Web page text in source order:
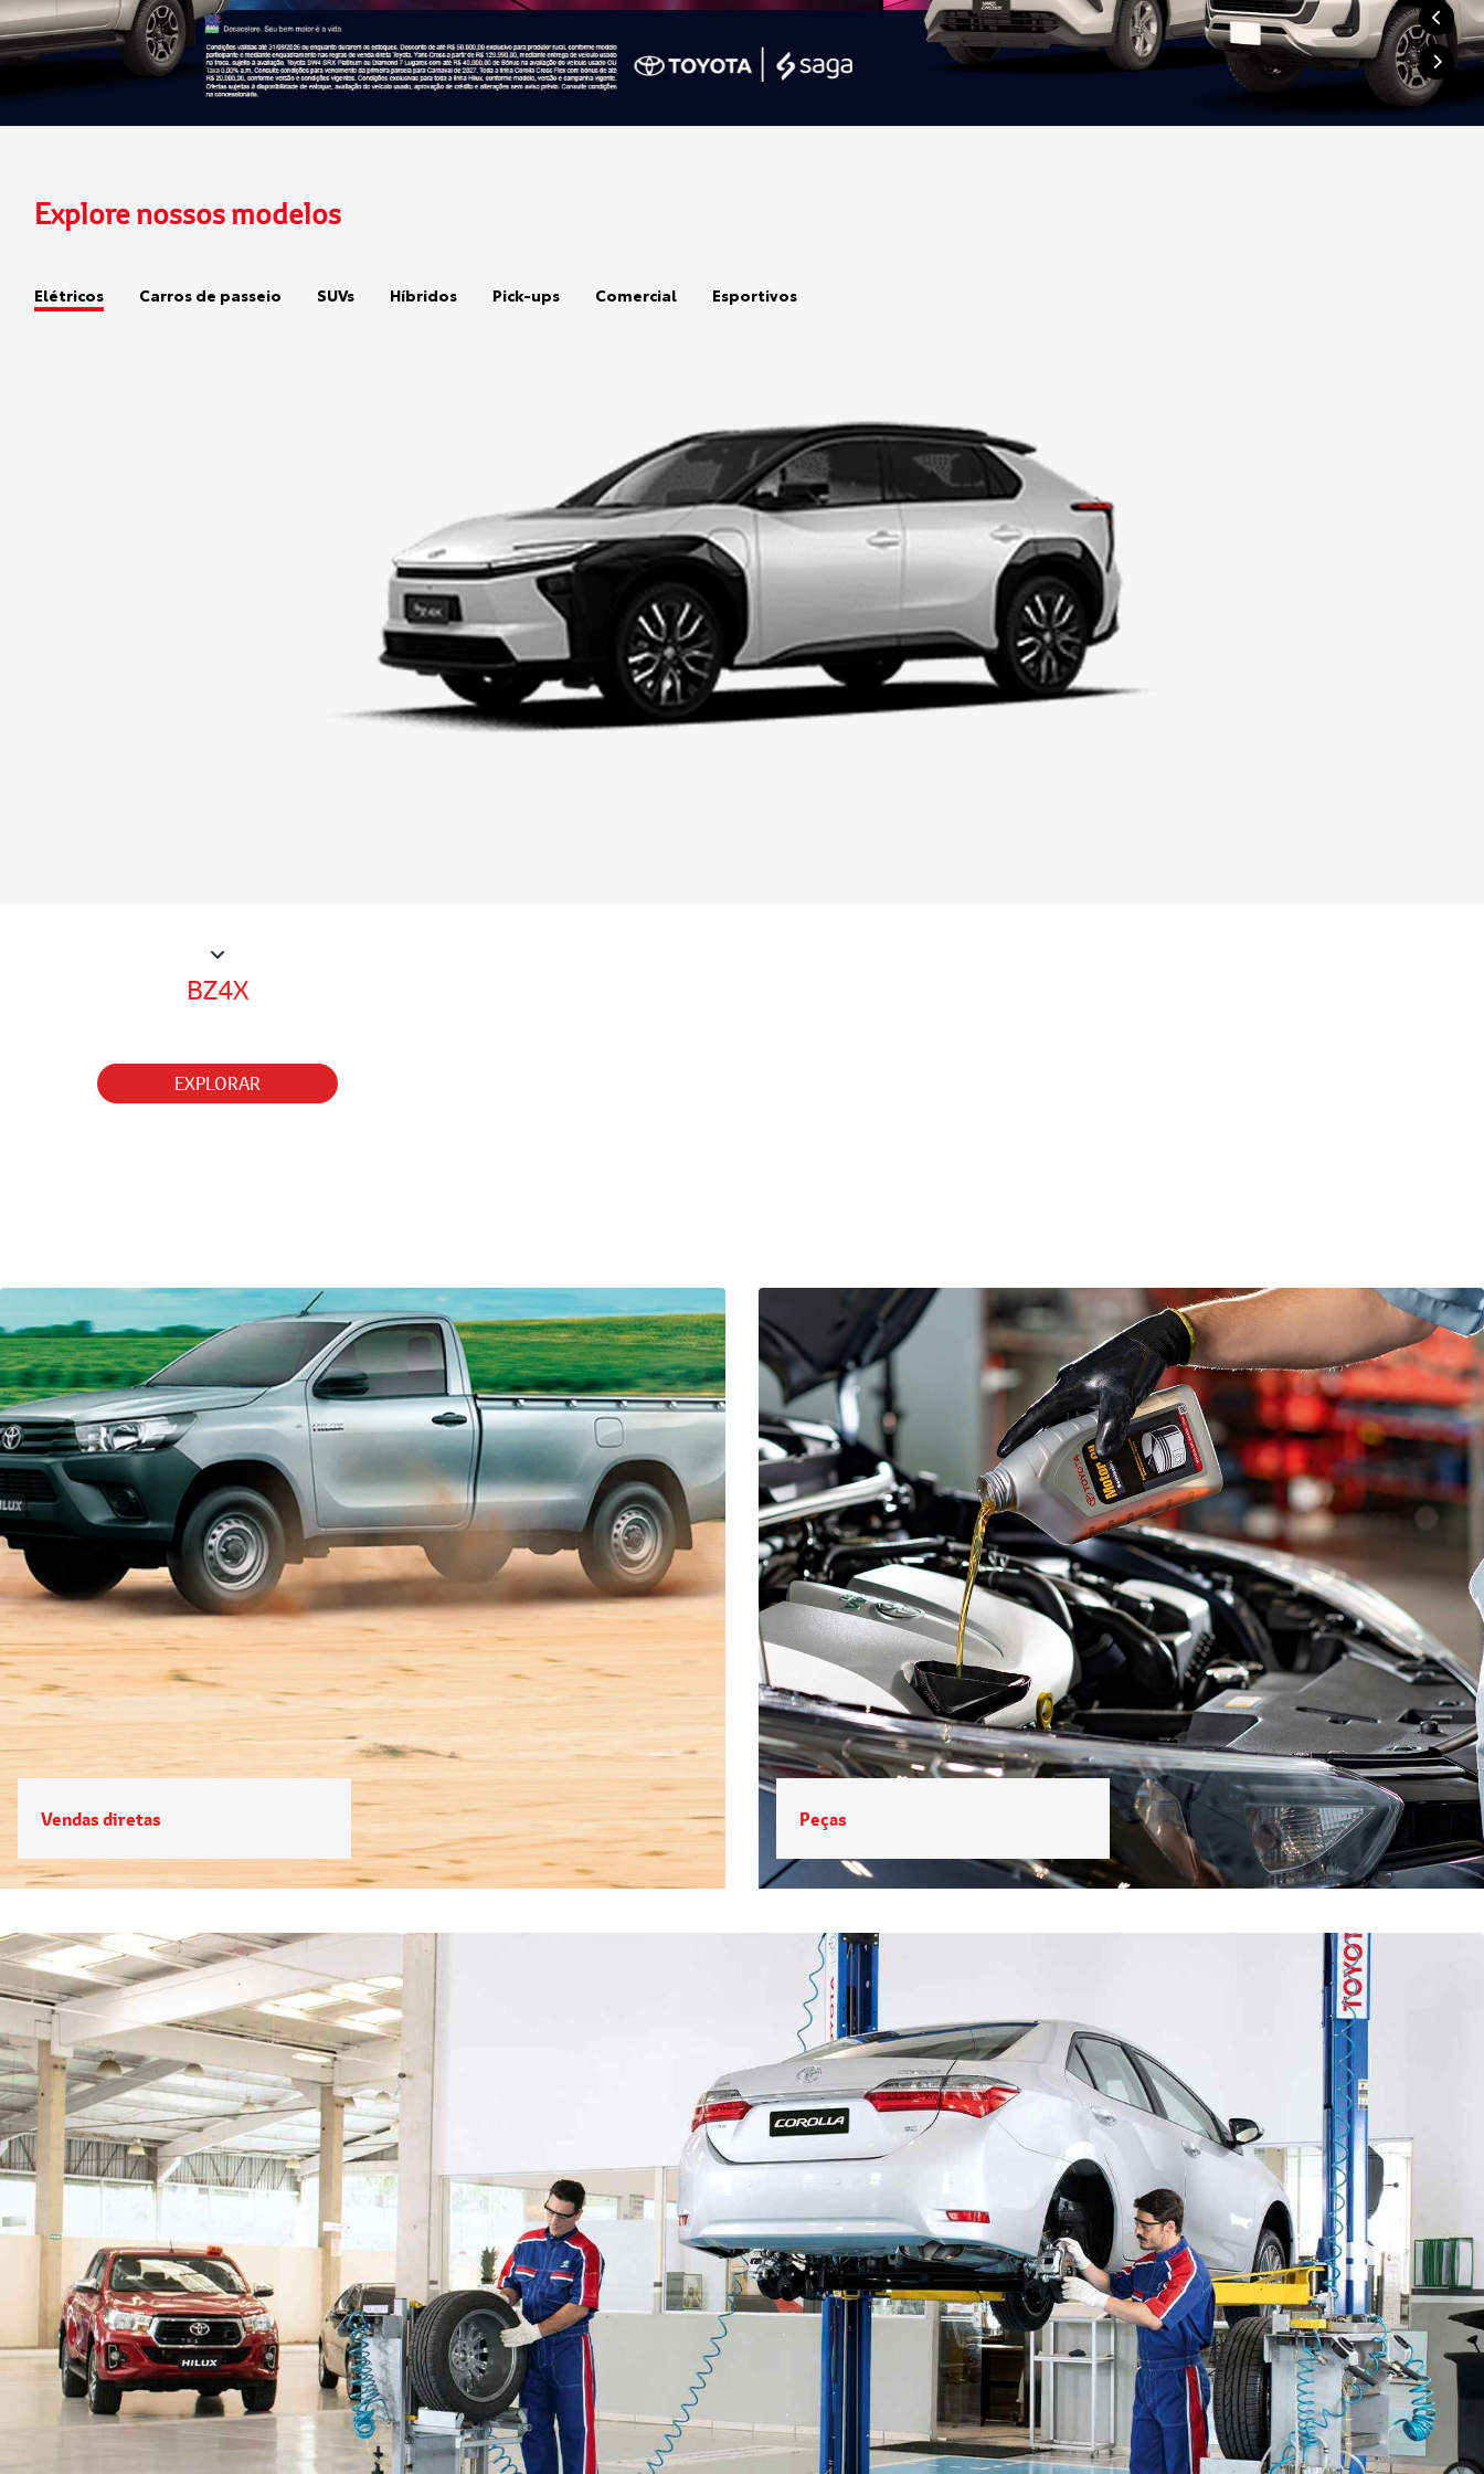
Explore nossos modelos
Elétricos Carros de passeio SUVs Híbridos Pick-ups Comercial Esportivos
BZ4X
EXPLORAR
Vendas diretas Peças